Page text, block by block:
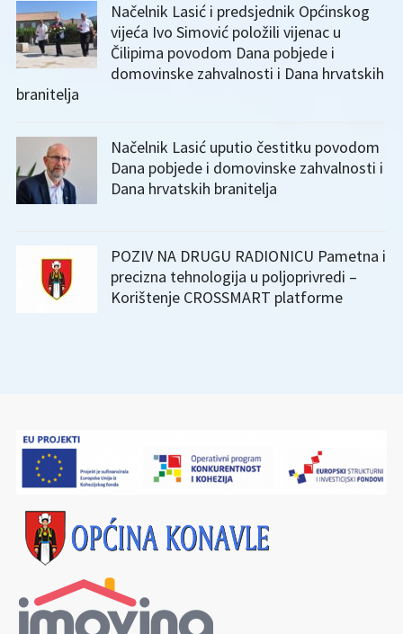
Načelnik Lasić i predsjednik Općinskog
vijeća Ivo Simović položili vijenac u
Čilipima povodom Dana pobjede i
domovinske zahvalnosti i Dana hrvatskih
branitelja
Načelnik Lasić uputio čestitku povodom
Dana pobjede i domovinske zahvalnosti i
Dana hrvatskih branitelja
POZIV NA DRUGU RADIONICU Pametna i
precizna tehnologija u poljoprivredi –
Korištenje CROSSMART platforme